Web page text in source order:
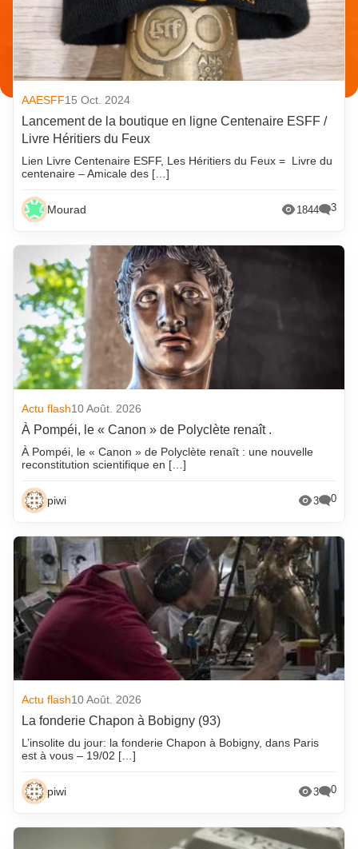
AAESFF15 Oct. 2024
Lancement de la boutique en ligne Centenaire ESFF /
Livre Héritiers du Feux
Lien Livre Centenaire ESFF, Les Héritiers du Feux = Livre du
centenaire – Amicale des […]
Mourad 1844 3
Actu flash10 Août. 2026
À Pompéi, le « Canon » de Polyclète renaît .
À Pompéi, le « Canon » de Polyclète renaît : une nouvelle
reconstitution scientifique en […]
piwi 3 0
Actu flash10 Août. 2026
La fonderie Chapon à Bobigny (93)
L’insolite du jour: la fonderie Chapon à Bobigny, dans Paris
est à vous – 19/02 […]
piwi 3 0